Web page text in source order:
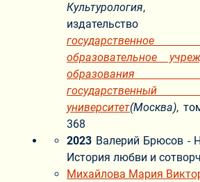
Культурология,
образовательное
образования
государственный
университет(Москва),
368
2023 Валерий Брюсов -
История любви и
Михайлова Мария